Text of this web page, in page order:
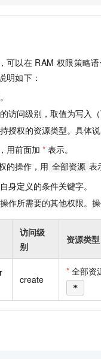
可以在 RAM 权限策略
明如下：
访问级别，取值为写入
授权的资源类型。具体说
用前面加 * 表示。
的操作，用 全部资源 表
身定义的条件关键字。
作所需要的其他权限。
访问级
别
资源类型
create
* 全部资
*
新一代 AI 视频生成模型，深度适配广告营销等场景
大模型服务平台百
灵活可视化地构建企
人工智能平台 PAI
OA 办公系统
财税管理